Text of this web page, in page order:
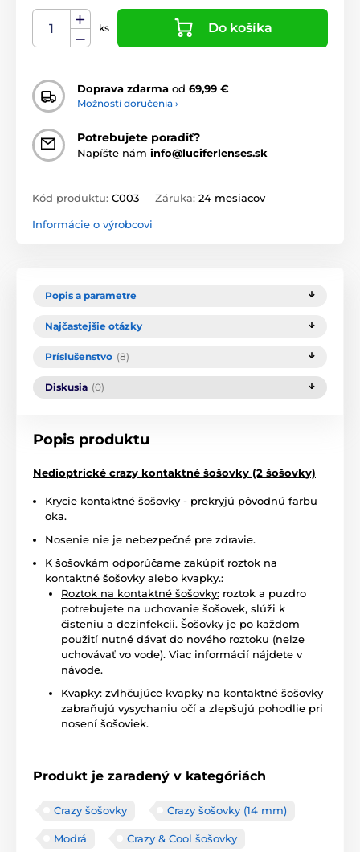
ks Do košíka
Doprava zdarma od 69,99 €
Možnosti doručenia ›
Potrebujete poradiť?
Napíšte nám info@luciferlenses.sk
Kód produktu: C003 Záruka: 24 mesiacov
Informácie o výrobcovi
Popis a parametre
Najčastejšie otázky
Príslušenstvo (8)
Diskusia (0)
Popis produktu
Nedioptrické crazy kontaktné šošovky (2 šošovky)
Krycie kontaktné šošovky - prekryjú pôvodnú farbu
oka.
Nosenie nie je nebezpečné pre zdravie.
K šošovkám odporúčame zakúpiť roztok na
kontaktné šošovky alebo kvapky.:
Roztok na kontaktné šošovky: roztok a puzdro
potrebujete na uchovanie šošovek, slúži k
čisteniu a dezinfekcii. Šošovky je po každom
použití nutné dávať do nového roztoku (nelze
uchovávať vo vode). Viac informácií nájdete v
návode.
Kvapky: zvlhčujúce kvapky na kontaktné šošovky
zabraňujú vysychaniu očí a zlepšujú pohodlie pri
nosení šošoviek.
Produkt je zaradený v kategóriách
Crazy šošovky Crazy šošovky (14 mm)
Modrá Crazy & Cool šošovky